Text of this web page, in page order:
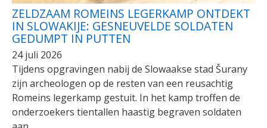
ZELDZAAM ROMEINS LEGERKAMP ONTDEKT
IN SLOWAKIJE: GESNEUVELDE SOLDATEN
GEDUMPT IN PUTTEN
24 juli 2026
Tijdens opgravingen nabij de Slowaakse stad Šurany
zijn archeologen op de resten van een reusachtig
Romeins legerkamp gestuit. In het kamp troffen de
onderzoekers tientallen haastig begraven soldaten